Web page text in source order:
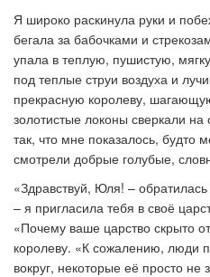
Я широко раскинула руки и
бегала за бабочками и
упала в теплую, пушистую,
под теплые струи воздуха и
прекрасную королеву,
золотистые локоны сверкали
так, что мне показалось,
смотрели добрые голубые,
«Здравствуй, Юля! –
– я пригласила тебя в своё
«Почему ваше царство скрыто
королеву. «К сожалению, люди
вокруг, некоторые её просто